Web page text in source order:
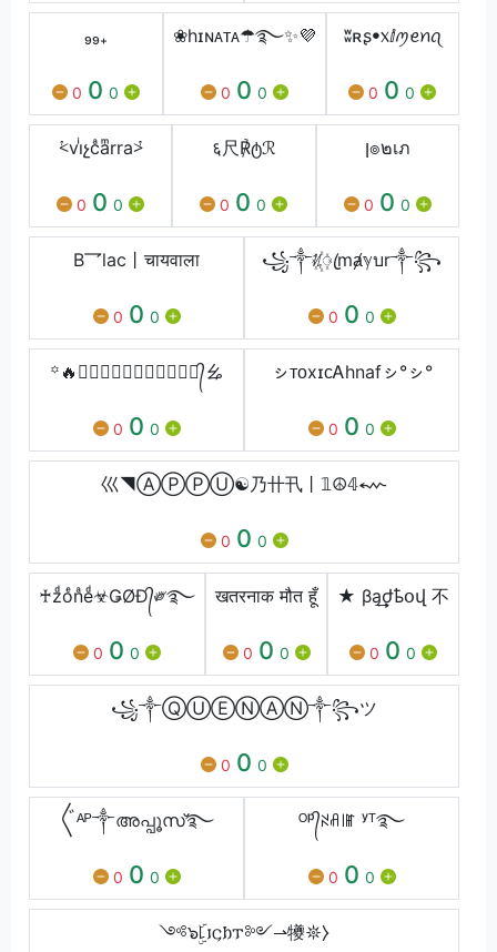
₉₉₊
0 0 0
❀hɪɴᴀᴛᴀ☂︎࿐✨💜
0 0 0
ʬʀʂꔷ᥊ⅈꪑꫀꪀꪖ
0 0 0
⩻viͥչcͣaͫrra⩼
0 0 0
६尺℟ტℛ
0 0 0
ן๏๒เภ
0 0 0
B乛lac丨चायवाला
0 0 0
꧁༒ᜰ꙰ꦿmⱥℽบr༒꧂
0 0 0
꙳🔥፝⃟𝐓𝐈𝐀↯𝐉𝐀𝐏𝐀♘᭄ㆯ⁩
0 0 0
ㇱᴛᴏxɪᴄᎪhnafㇱ°ㇱ°
0 0 0
巛◥ⒶⓅⓅⓊ☯乃卄卂丨𝟙☮𝟜⬳
0 0 0
♰zͩoͤnͣeͩ☣ǤØĐ᭄༗࿐
0 0 0
खतरनाक मौत हूँ
0 0 0
★ βą͢͢͢ժҍօվ 不
0 0 0
꧁༒ⓆⓊⒺⓃⒶⓃ༒꧂ツ
0 0 0
〲ᴬᴾ༒അപ്പൂസ്࿐
0 0 0
ᴼᵖ᭄ꋊꋬ꒐ꂵ ʸᵀ࿐
0 0 0
༺๖ۣۜ꒒𐌹𐌾𐌷𐍄༻⇀犪𖤓⧽